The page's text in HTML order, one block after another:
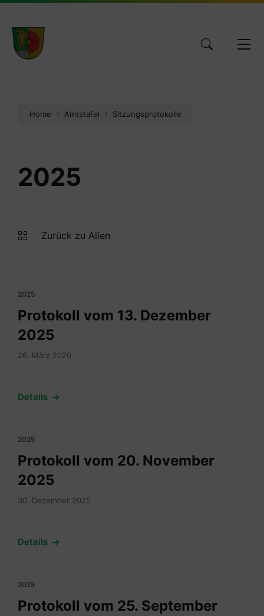
Skip
content
Skip
main
navigation
Skip
footer
Home Amtstafel Sitzungsprotokolle
2025
Zurück zu Allen
2025
Protokoll vom 13. Dezember
2025
26. März 2026
Details
2025
Protokoll vom 20. November
2025
30. Dezember 2025
Details
2025
Protokoll vom 25. September